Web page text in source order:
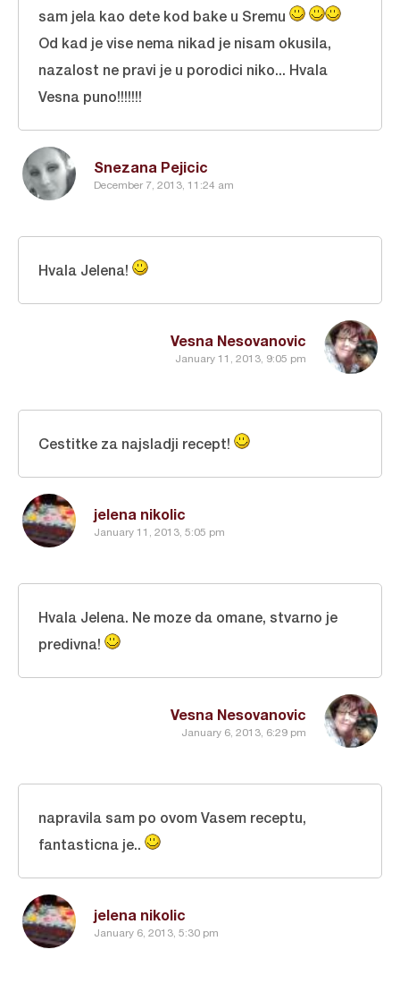
Snezana Pejicic
December 7, 2013, 11:24 am
sam jela kao dete kod bake u Sremu
Od kad je vise nema nikad je nisam okusila,
nazalost ne pravi je u porodici niko... Hvala
Vesna puno!!!!!!!
Vesna Nesovanovic
January 11, 2013, 9:05 pm
Hvala Jelena!
jelena nikolic
January 11, 2013, 5:05 pm
Cestitke za najsladji recept!
Vesna Nesovanovic
January 6, 2013, 6:29 pm
Hvala Jelena. Ne moze da omane, stvarno je
predivna!
jelena nikolic
January 6, 2013, 5:30 pm
napravila sam po ovom Vasem receptu,
fantasticna je..